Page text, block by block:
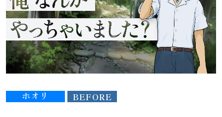
小説
ニニ BEFORE AFTER
コノハ BEFORE
ホオリ BEFORE